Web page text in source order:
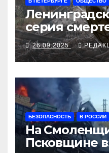
серия
26.09.2025
БЕЗОПАСНОСТЬ В РОССИИ
На
Псковщине